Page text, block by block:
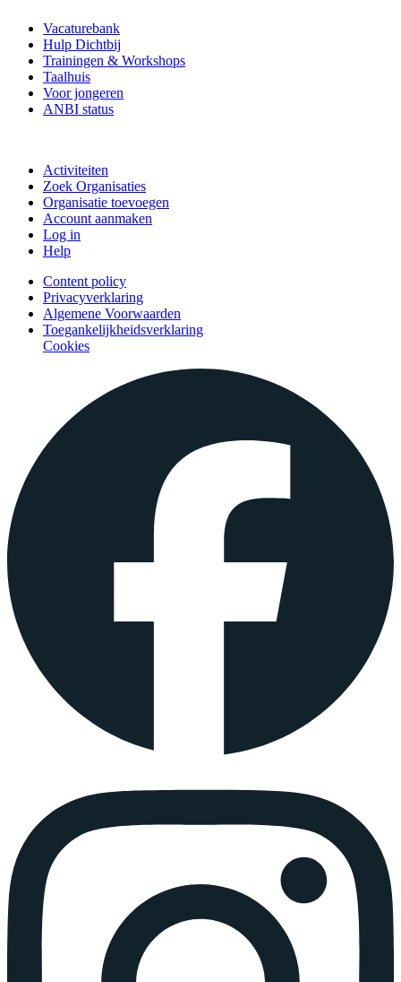
Vacaturebank
Hulp Dichtbij
Trainingen & Workshops
Taalhuis
Voor jongeren
ANBI status
Activiteiten
Zoek Organisaties
Organisatie toevoegen
Account aanmaken
Log in
Help
Content policy
Privacyverklaring
Algemene Voorwaarden
Toegankelijkheidsverklaring
Cookies